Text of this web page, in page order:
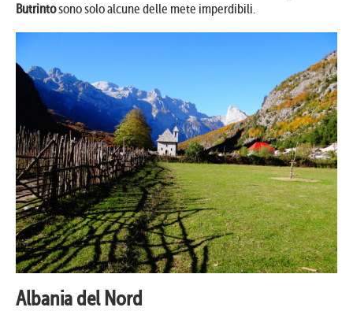
Butrintosono solo alcune delle mete imperdibili.
Albania del Nord